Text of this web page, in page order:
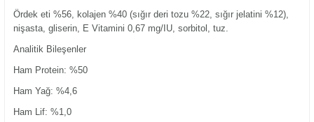
Ördek eti %56, kolajen %40 (sığır deri tozu %22, sığır jelatini %12),
nişasta, gliserin, E Vitamini 0,67 mg/IU, sorbitol, tuz.
Analitik Bileşenler
Ham Protein: %50
Ham Yağ: %4,6
Ham Lif: %1,0